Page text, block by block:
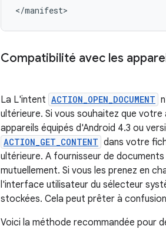
</manifest>
Compatibilité avec les
La L'intent ACTION_OPEN_DOCUMENT
ultérieure. Si vous souhaitez que
appareils équipés d'Android 4.3 ou
ACTION_GET_CONTENT dans votre
ultérieure. A fournisseur de
mutuellement. Si vous les prenez en
l'interface utilisateur du sélecteur
stockées. Cela peut prêter à
Voici la méthode recommandée pour